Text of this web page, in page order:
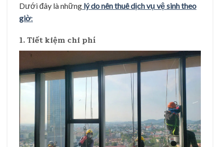
Dưới đây là những lý do nên thuê dịch vụ vệ sinh theo
giờ:
1. Tiết kiệm chi phí